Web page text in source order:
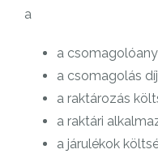
a
a
a csomagolás
a raktározás
a raktári
a járulékok